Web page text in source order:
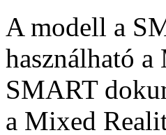
A modell a
használható
SMART
a Mixed